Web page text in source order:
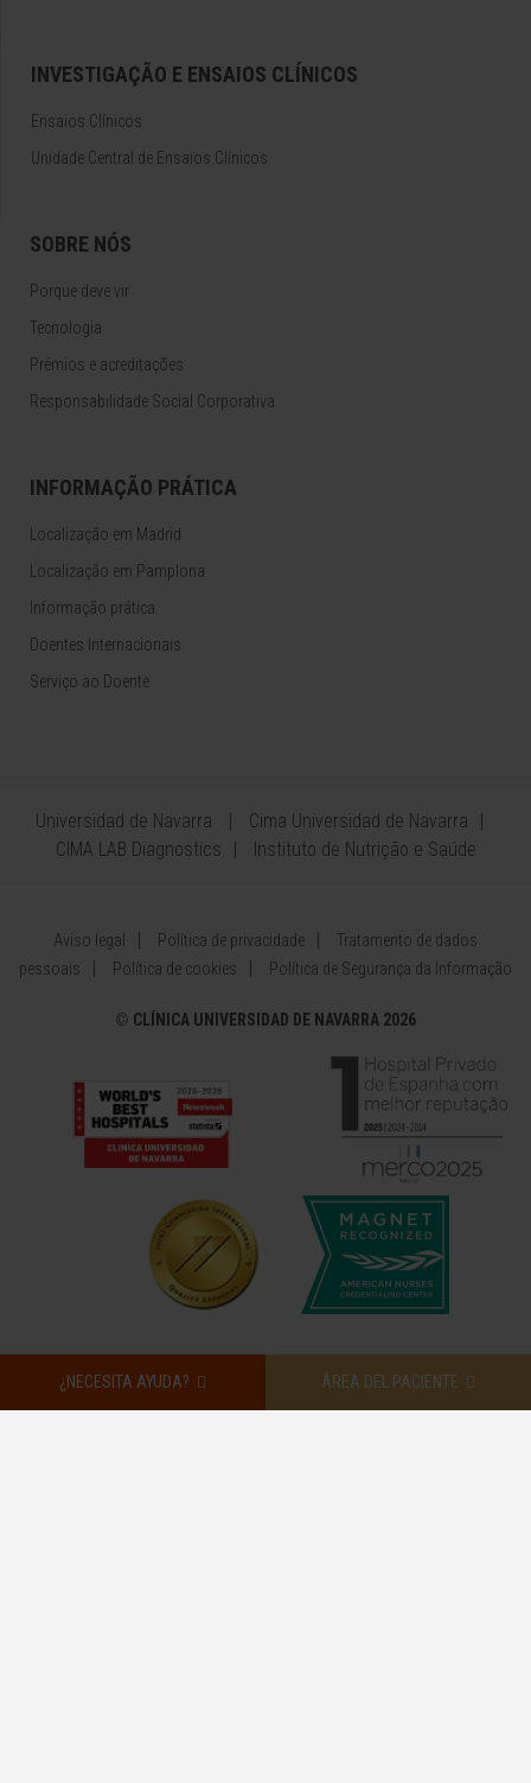
¿NECESITA AYUDA? ÁREA DEL PACIENTE
INVESTIGAÇÃO E ENSAIOS CLÍNICOS
Ensaios Clínicos
Unidade Central de Ensaios Clínicos
SOBRE NÓS
Porque deve vir
Tecnologia
Prémios e acreditações
Responsabilidade Social Corporativa
INFORMAÇÃO PRÁTICA
Localização em Madrid
Localização em Pamplona
Informação prática
Doentes Internacionais
Serviço ao Doente
Universidad de Navarra
Cima Universidad de Navarra
CIMA LAB Diagnostics
Instituto de Nutrição e Saúde
Aviso legal Política de privacidade
Tratamento de dados
pessoais
Política de cookies Política de Segurança da Informação
© CLÍNICA UNIVERSIDAD DE NAVARRA 2026